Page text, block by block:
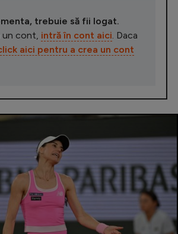
trebuie să fii logat.
un cont, intră în cont aici . Daca
aici pentru a crea un cont